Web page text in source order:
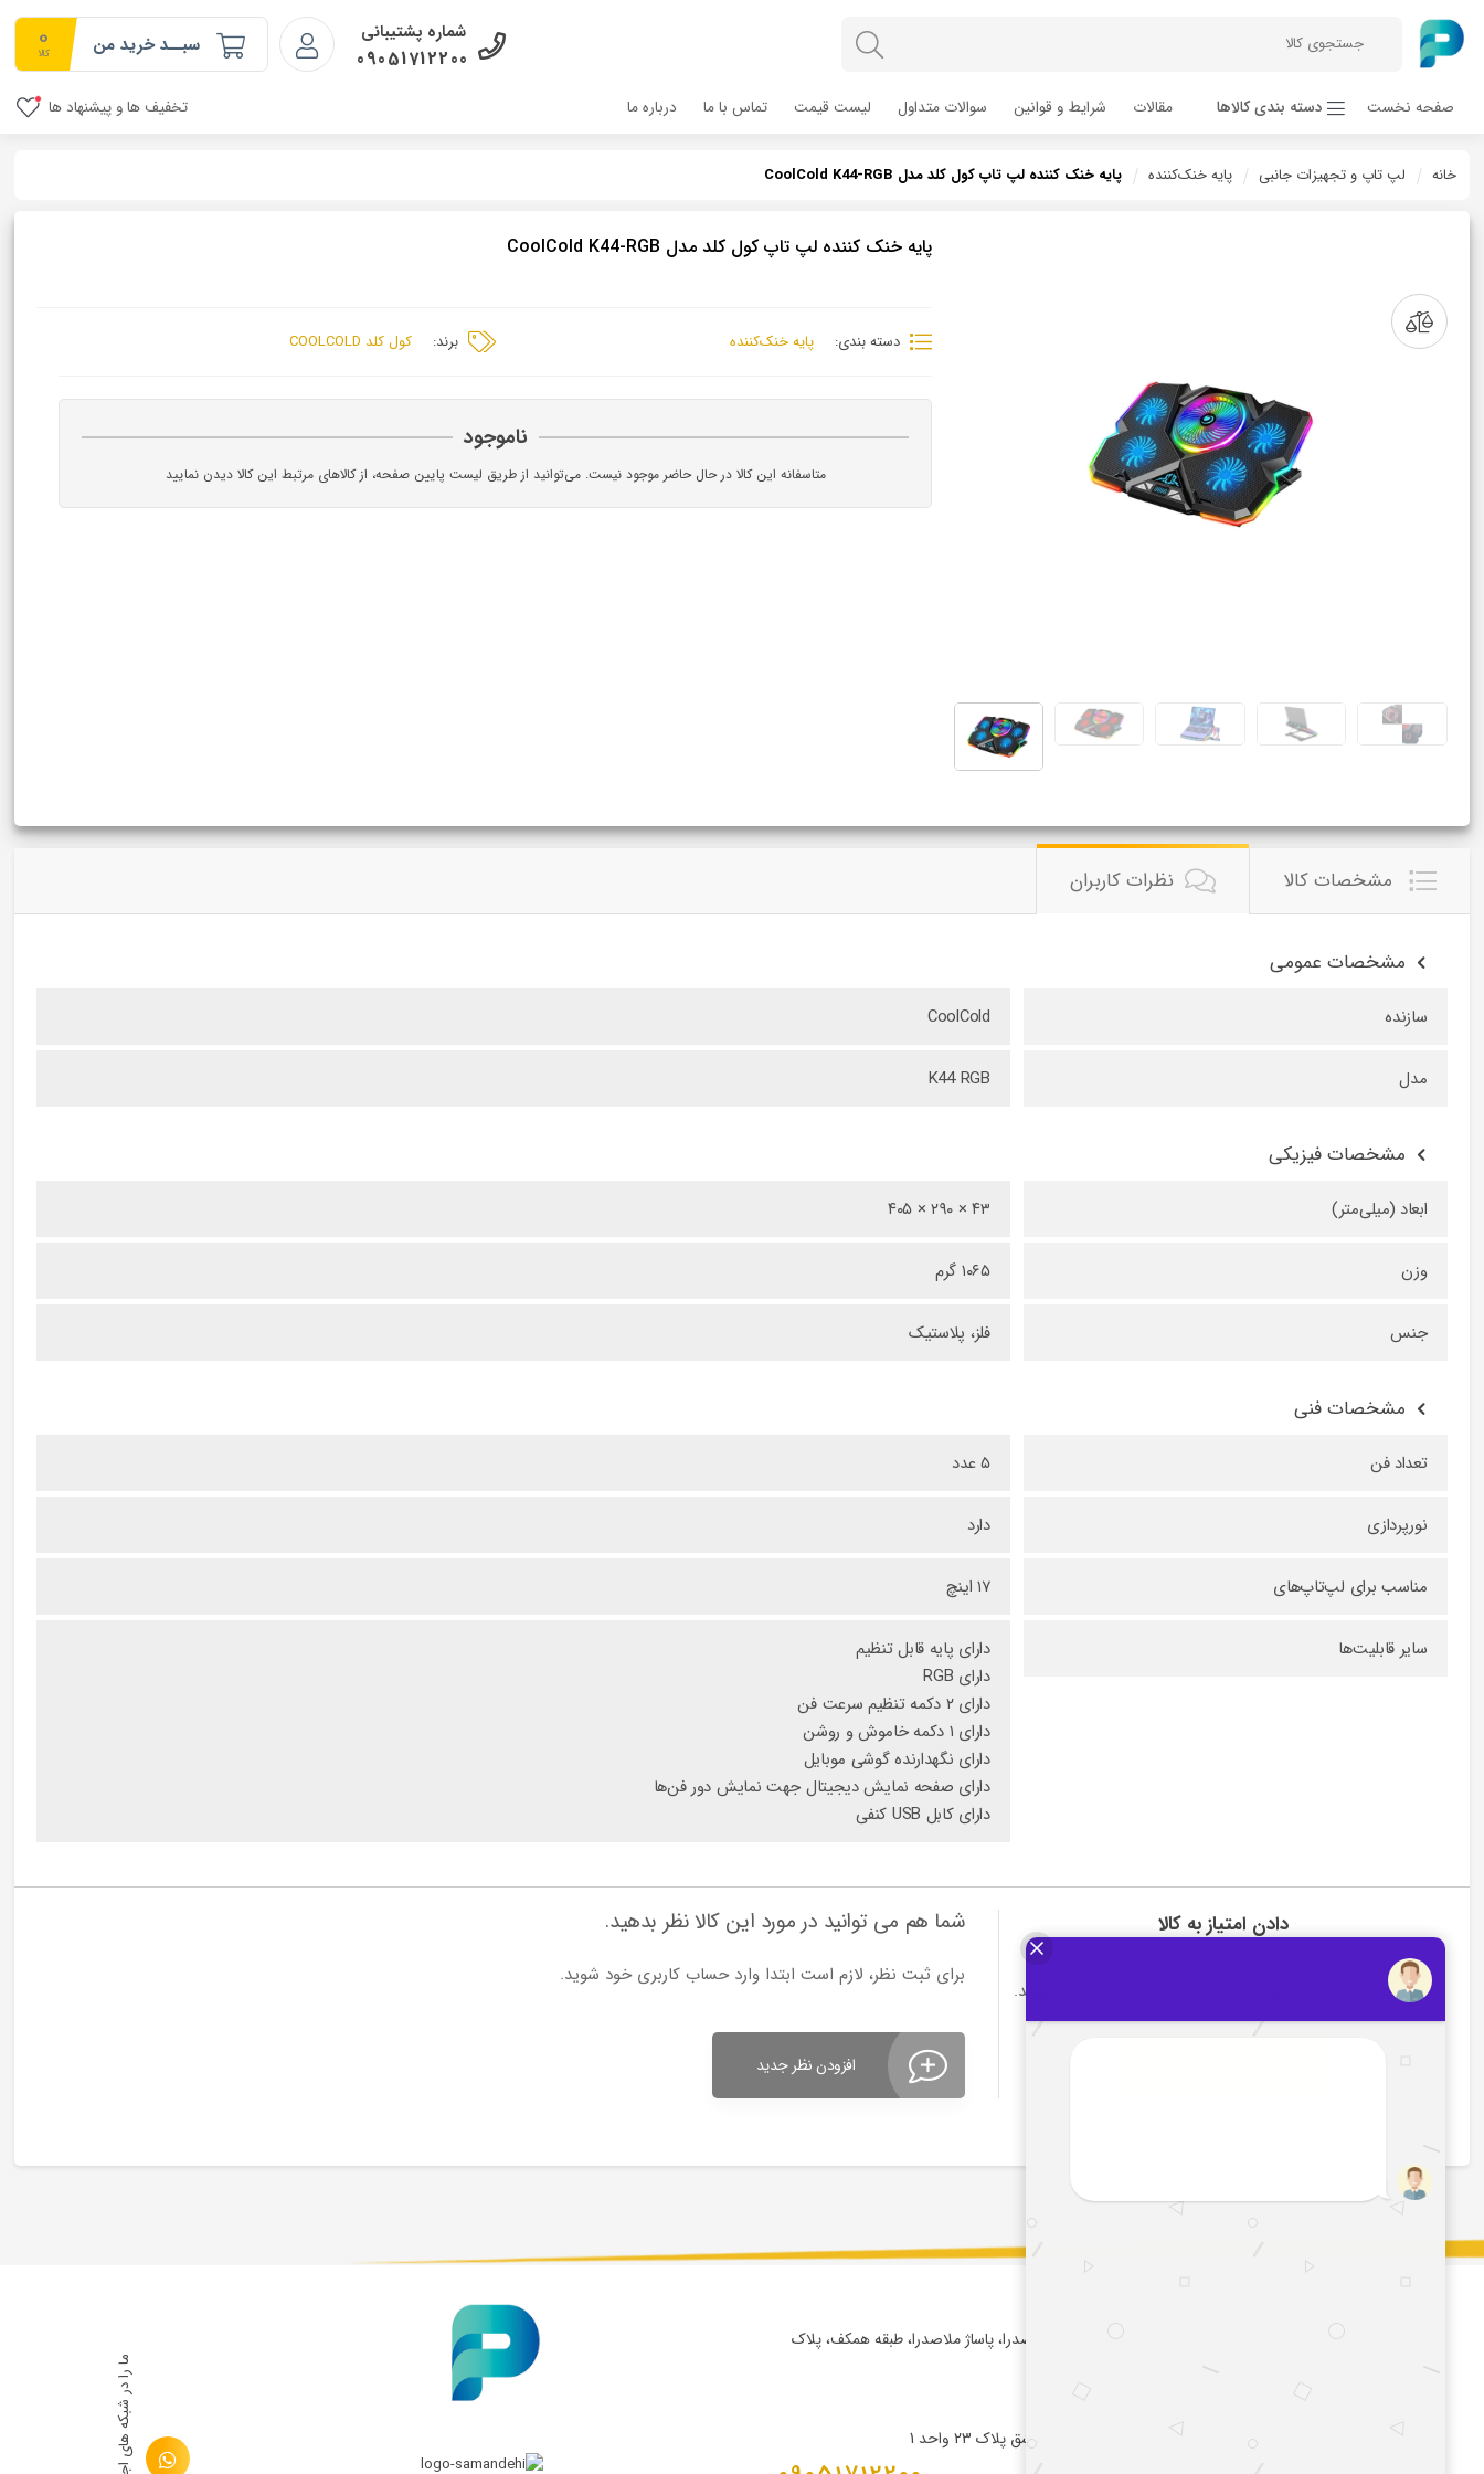
شماره پشتیبانی
09051712200 سبــد خرید من 0
کالا
صفحه نخست دسته بندی کالاها مقالات شرایط و قوانین سوالات متداول لیست قیمت تماس با ما درباره ما تخفیف ها و پیشنهاد ها
خانه لپ تاپ و تجهیزات جانبی پایه خنک‌‌کننده پایه خنک کننده لپ تاپ کول کلد مدل CoolCold K44-RGB
پایه خنک کننده لپ تاپ کول کلد مدل CoolCold K44-RGB
دسته بندی: پایه خنک‌‌کننده برند: کول کلد COOLCOLD
ناموجود
متاسفانه این کالا در حال حاضر موجود نیست. می‌توانید از طریق لیست پایین صفحه، از کالاهای مرتبط این کالا دیدن نمایید
مشخصات کالا نظرات کاربران
مشخصات عمومی
سازنده CoolCold
مدل K44 RGB
مشخصات فیزیکی
ابعاد (میلی‌متر) ۴۳ × ۲۹۰ × ۴۰۵
وزن ۱۰۶۵ گرم
جنس فلز، پلاستیک
مشخصات فنی
تعداد فن ۵ عدد
نورپردازی دارد
مناسب برای لپ‌تاپ‌های ۱۷ اینچ
سایر قابلیت‌ها
دارای پایه قابل تنظیم
دارای RGB
دارای ۲ دکمه تنظیم سرعت فن
دارای ۱ دکمه خاموش و روشن
دارای نگهدارنده گوشی موبایل
دارای صفحه نمایش دیجیتال جهت نمایش دور فن‌ها
دارای کابل USB کنفی
دادن امتیاز به کالا
برای ثبت امتیاز، لازم است ابتدا وارد حساب کاربری خود شوید.
شما هم می توانید در مورد این کالا نظر بدهید.
برای ثبت نظر، لازم است ابتدا وارد حساب کاربری خود شوید.
افزودن نظر جدید
شیراز: خیابان ملاصدرا، پاساژ ملاصدرا، طبقه همکف، پلاک
تهران: خیابان دمشق پلاک 23 واحد 1